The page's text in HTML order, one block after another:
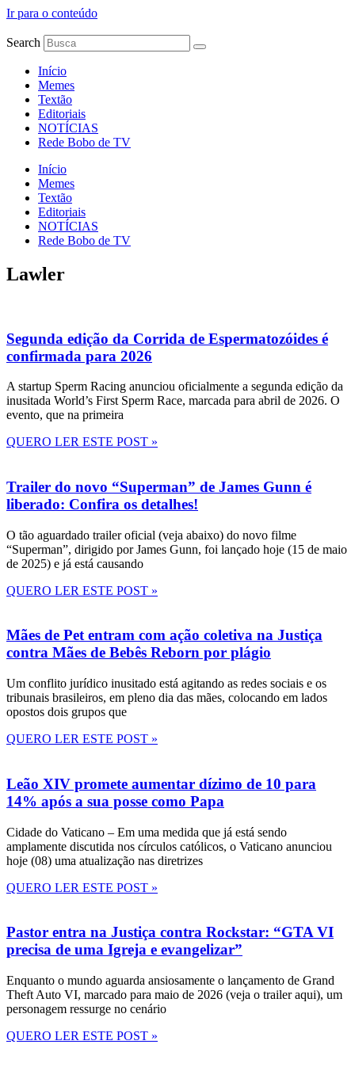
Ir para o conteúdo
Search
Início
Memes
Textão
Editoriais
NOTÍCIAS
Rede Bobo de TV
Início
Memes
Textão
Editoriais
NOTÍCIAS
Rede Bobo de TV
Lawler
Segunda edição da Corrida de Espermatozóides é
confirmada para 2026
A startup Sperm Racing anunciou oficialmente a segunda edição da
inusitada World’s First Sperm Race, marcada para abril de 2026. O
evento, que na primeira
QUERO LER ESTE POST »
Trailer do novo “Superman” de James Gunn é
liberado: Confira os detalhes!
O tão aguardado trailer oficial (veja abaixo) do novo filme
“Superman”, dirigido por James Gunn, foi lançado hoje (15 de maio
de 2025) e já está causando
QUERO LER ESTE POST »
Mães de Pet entram com ação coletiva na Justiça
contra Mães de Bebês Reborn por plágio
Um conflito jurídico inusitado está agitando as redes sociais e os
tribunais brasileiros, em pleno dia das mães, colocando em lados
opostos dois grupos que
QUERO LER ESTE POST »
Leão XIV promete aumentar dízimo de 10 para
14% após a sua posse como Papa
Cidade do Vaticano – Em uma medida que já está sendo
amplamente discutida nos círculos católicos, o Vaticano anunciou
hoje (08) uma atualização nas diretrizes
QUERO LER ESTE POST »
Pastor entra na Justiça contra Rockstar: “GTA VI
precisa de uma Igreja e evangelizar”
Enquanto o mundo aguarda ansiosamente o lançamento de Grand
Theft Auto VI, marcado para maio de 2026 (veja o trailer aqui), um
personagem ressurge no cenário
QUERO LER ESTE POST »